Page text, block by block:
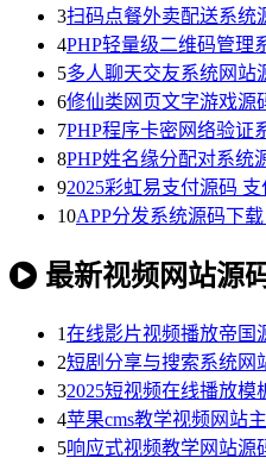
3扫码点餐外卖配送系统
4PHP轻量级二维码管理
5多人聊天交友系统网站
6修仙类网页文字游戏源
7PHP程序卡密网络验证
8PHP姓名缘分配对系统
92025彩虹易支付源码
10APP分发系统源码下
最新视频网站源
1在线影片视频播放帝国
2短剧分享与搜索系统网
32025短视频在线播放模
4苹果cms教学视频网站
5响应式视频教学网站源